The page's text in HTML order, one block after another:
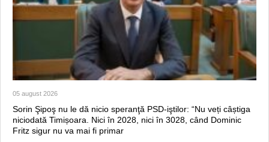
05 august 2026
Sorin Şipoş nu le dă nicio speranţă PSD-iştilor: “Nu veți câștiga
niciodată Timișoara. Nici în 2028, nici în 3028, când Dominic
Fritz sigur nu va mai fi primar